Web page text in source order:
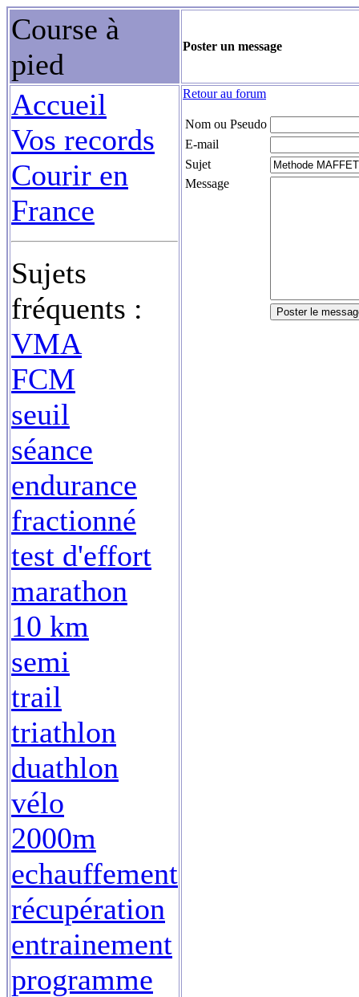
Course à
pied
Poster un message
Accueil
Vos records
Courir en
France
Sujets
fréquents :
VMA
FCM
seuil
séance
endurance
fractionné
test d'effort
marathon
10 km
semi
trail
triathlon
duathlon
vélo
2000m
echauffement
récupération
entrainement
programme
Retour au forum
Nom ou Pseudo
E-mail
Sujet
Message